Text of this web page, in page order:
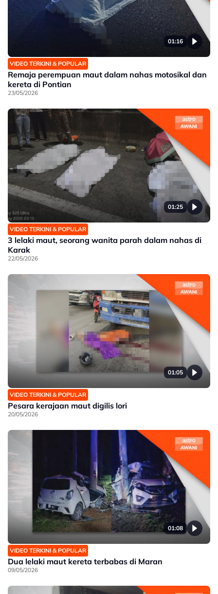
01:16
VIDEO TERKINI & POPULAR
Remaja perempuan maut dalam nahas motosikal dan
kereta di Pontian
23/05/2026
01:25
VIDEO TERKINI & POPULAR
3 lelaki maut, seorang wanita parah dalam nahas di
Karak
22/05/2026
01:05
VIDEO TERKINI & POPULAR
Pesara kerajaan maut digilis lori
20/05/2026
01:08
VIDEO TERKINI & POPULAR
Dua lelaki maut kereta terbabas di Maran
09/05/2026